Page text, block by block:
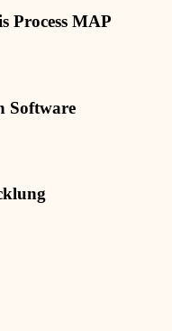
Process MAP
Software